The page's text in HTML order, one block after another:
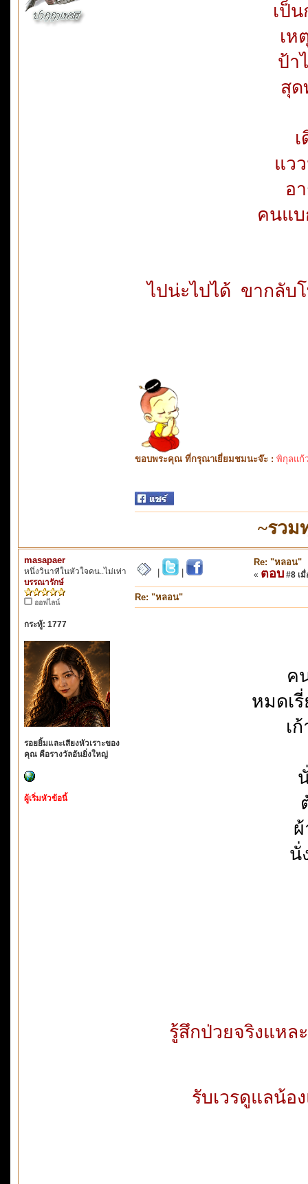
เป็
เห
ป้า
สุด
แว
อ
คนแบ
ไปน่ะไปได้ ขากลับ
ขอบพระคุณ ที่กรุณาเยี่ยมชมนะจ๊ะ : พิกุลแก้
~รวม
masapaer
หนึ่งวินาทีในหัวใจคน..ไม่เท่า
บรรณารักษ์
ออฟไลน์
กระทู้: 1777
รอยยิ้มและเสียงหัวเราะของ
คุณ คือรางวัลอันยิ่งใหญ่
ผู้เริ่มหัวข้อนี้
Re: "หลอน"
« ตอบ #8 เมื่
Re: "หลอน"
ค
หมดเ
เ
นั่
รู้สึกป่วยจริงแหล
รับเวรดูแลน้